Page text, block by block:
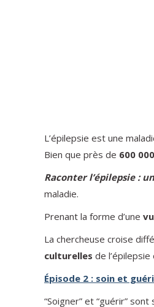
L’épilepsie est une
Bien que près de 600
Raconter l’épilepsie :
maladie.
Prenant la forme d’une
La chercheuse croise
culturelles de l’épilepsie
Épisode 2 : soin et
“Soigner” et “guérir”